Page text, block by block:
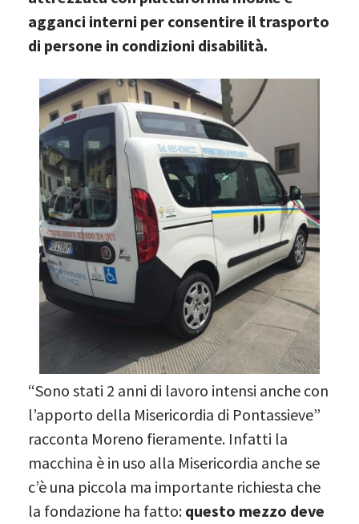
agganci interni per consentire il trasporto
di persone in condizioni disabilità.
“Sono stati 2 anni di lavoro intensi anche con
l’apporto della Misericordia di Pontassieve”
racconta Moreno fieramente. Infatti la
macchina è in uso alla Misericordia anche se
c’è una piccola ma importante richiesta che
la fondazione ha fatto: questo mezzo deve